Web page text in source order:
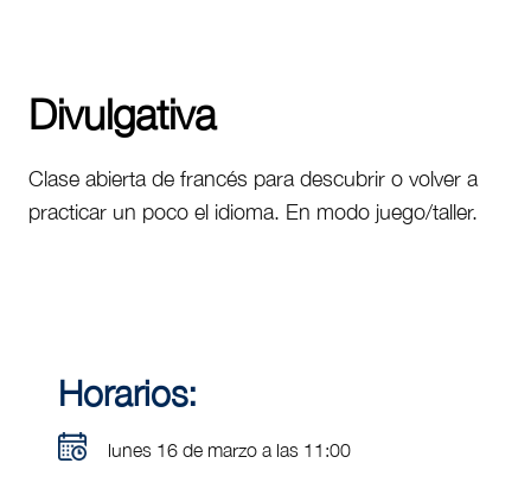
Divulgativa
Clase abierta de francés para descubrir o volver a
practicar un poco el idioma. En modo juego/taller.
Horarios:
lunes 16 de marzo a las 11:00